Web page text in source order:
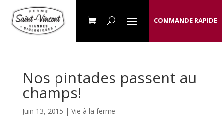
COMMANDE RAPIDE
Nos pintades passent au
champs!
Juin 13, 2015 | Vie à la ferme